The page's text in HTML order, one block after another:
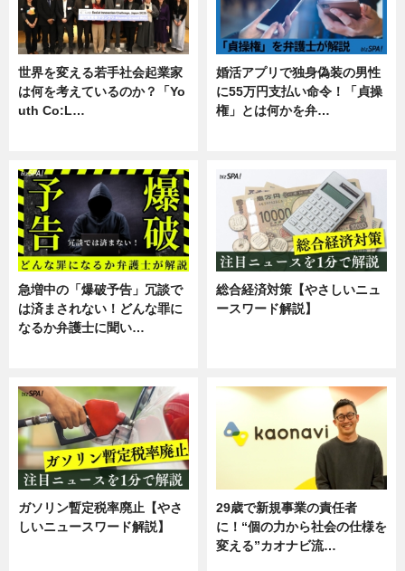
世界を変える若手社会起業家
は何を考えているのか？「Yo
uth Co:L…
婚活アプリで独身偽装の男性
に55万円支払い命令！「貞操
権」とは何かを弁…
急増中の「爆破予告」冗談で
は済まされない！どんな罪に
なるか弁護士に聞い…
総合経済対策【やさしいニュ
ースワード解説】
ガソリン暫定税率廃止【やさ
しいニュースワード解説】
29歳で新規事業の責任者
に！“個の力から社会の仕様を
変える”カオナビ流…